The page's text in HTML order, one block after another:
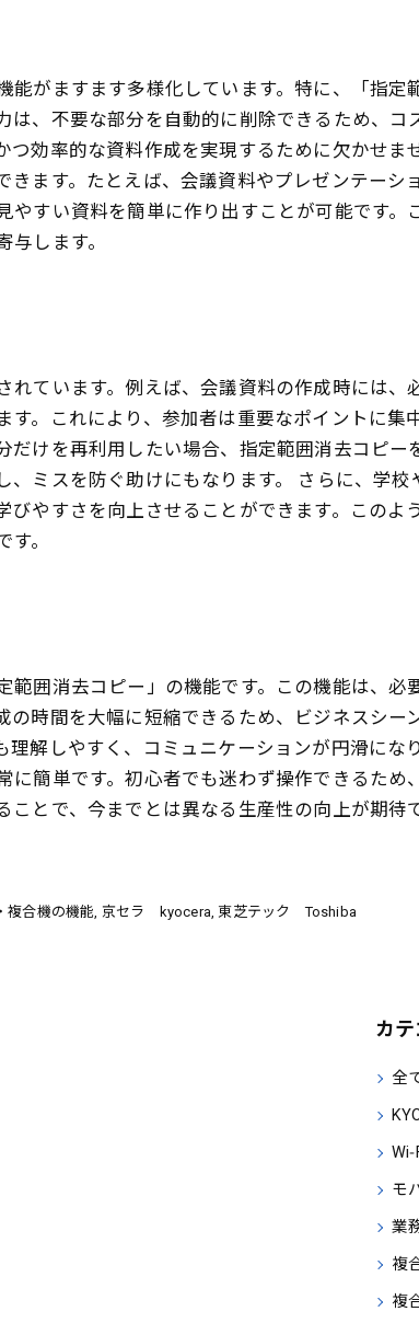
がますます多様化しています。特に、「指定
、不要な部分を自動的に削除できるため、コ
効率的な資料作成を実現するために欠かせま
ます。たとえば、会議資料やプレゼンテーシ
すい資料を簡単に作り出すことが可能です。
します。
ています。例えば、会議資料の作成時には、
。これにより、参加者は重要なポイントに集
けを再利用したい場合、指定範囲消去コピー
ミスを防ぐ助けにもなります。 さらに、学
やすさを向上させることができます。このよ
。
囲消去コピー」の機能です。この機能は、必
時間を大幅に短縮できるため、ビジネスシー
解しやすく、コミュニケーションが円滑にな
簡単です。初心者でも迷わず操作できるため
とで、今までとは異なる生産性の向上が期待
複合機の機能 京セラ kyocera 東芝テック Toshiba
カ
全
モ
業
複
複